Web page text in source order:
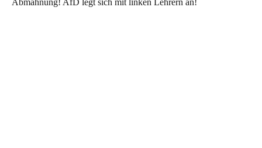
Abmahnung! AfD legt sich mit linken Lehrern an!